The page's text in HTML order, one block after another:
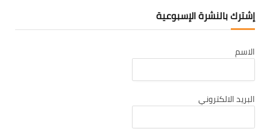
كانون ثاني 2026
تشرين ثاني 2025
تشرين أول 2025
أيلول 2025
إشترك بالنشرة الإسبوعية
الاسم
البريد الالكتروني